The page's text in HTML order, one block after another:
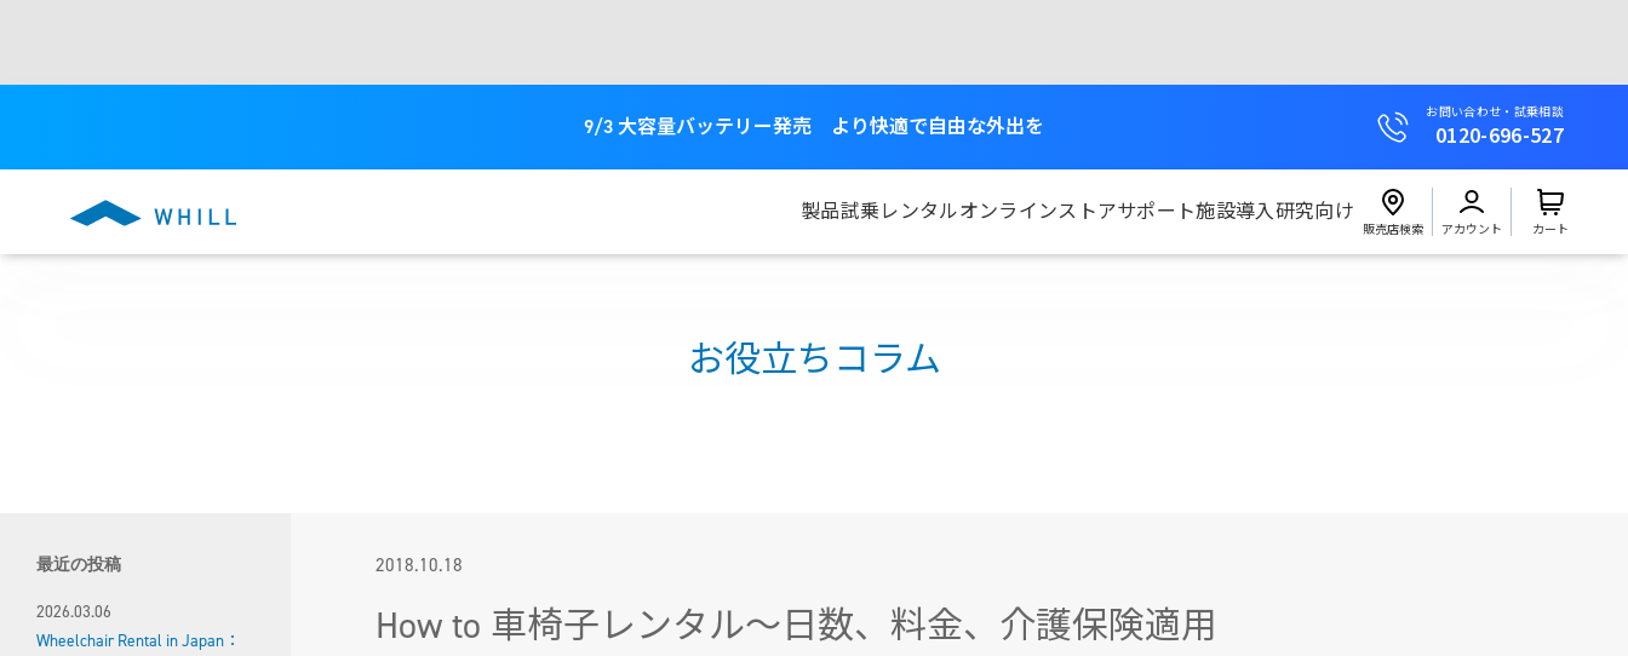
9/3 大容量バッテリー発売 より快適で自由な外出を
お問い合わせ・試乗相談
0120-696-527
製品試乗レンタルオンラインストアサポート施設導入研究向け
販売店検索 アカウント カート
お役立ちコラム
2018.10.18
How to 車椅子レンタル～日数、料金、介護保険適用
最近の投稿
2026.03.06
Wheelchair Rental in Japan：